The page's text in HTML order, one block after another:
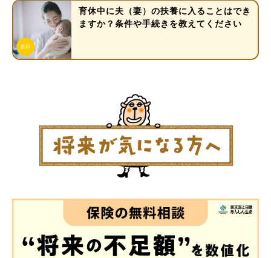
育休中に夫（妻）の扶養に入ることはでき
ますか？条件や手続きを教えてください